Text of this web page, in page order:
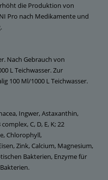
die Produktion von
Pro nach Medikamente und
Nach Gebrauch von
L Teichwasser. Zur
100 Ml/1000 L Teichwasser.
Ingwer, Astaxanthin,
C, D, E, K; 22
Chlorophyll,
Zink, Calcium, Magnesium,
Bakterien, Enzyme für